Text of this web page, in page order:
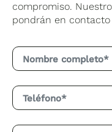
compromiso.
pondrán en contacto